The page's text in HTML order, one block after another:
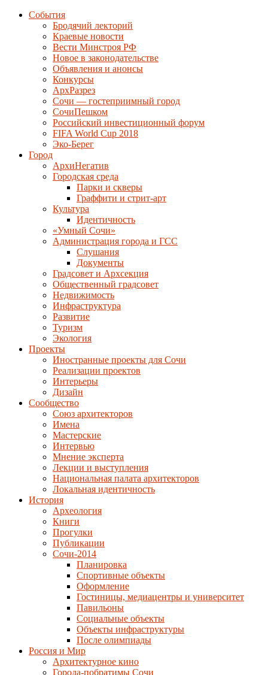
События
Бродячий лекторий
Краевые новости
Вести Минстроя РФ
Новое в законодательстве
Объявления и анонсы
Конкурсы
АрхРазрез
Сочи — гостеприимный город
СочиПешком
Российский инвестиционный форум
FIFA World Cup 2018
Эко-Берег
Город
АрхиНегатив
Городская среда
Парки и скверы
Граффити и стрит-арт
Культура
Идентичность
«Умный Сочи»
Администрация города и ГСС
Слушания
Документы
Градсовет и Архсекция
Общественный градсовет
Недвижимость
Инфраструктура
Развитие
Туризм
Экология
Проекты
Иностранные проекты для Сочи
Реализации проектов
Интерьеры
Дизайн
Сообщество
Союз архитекторов
Имена
Мастерские
Интервью
Мнение эксперта
Лекции и выступления
Национальная палата архитекторов
Локальная идентичность
История
Археология
Книги
Прогулки
Публикации
Сочи-2014
Планировка
Спортивные объекты
Оформление
Гостиницы, медиацентры и университет
Павильоны
Социальные объекты
Объекты инфраструктуры
После олимпиады
Россия и Мир
Архитектурное кино
Города-побратимы Сочи